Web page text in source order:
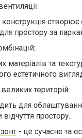
конструкція
простору за
матеріалів та
естетичного
територій:
для
простору.
- це сучасне та